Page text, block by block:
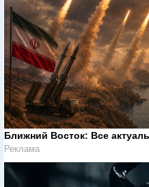
Ближний Восток: Все
Реклама